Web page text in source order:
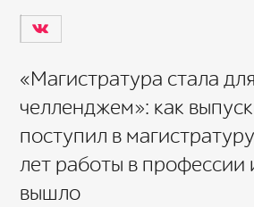
«Магистратура стала
челленджем»: как
поступил в
лет работы в профессии
вышло